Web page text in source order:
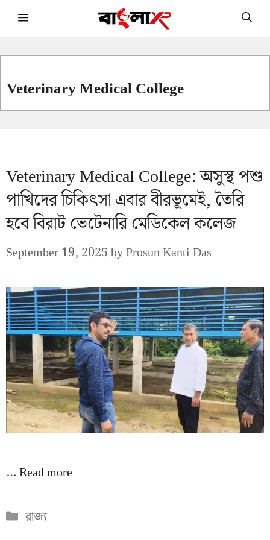
Skip Menu
Veterinary Medical College
Veterinary Medical College: অসুস্থ পশু
পাখিদের চিকিৎসা এবার বীরভূমেই, তৈরি
হবে বিরাট ভেটেনারি মেডিকেল কলেজ
September 19, 2025byProsun Kanti Das
…Read more
Categories
রাজ্য